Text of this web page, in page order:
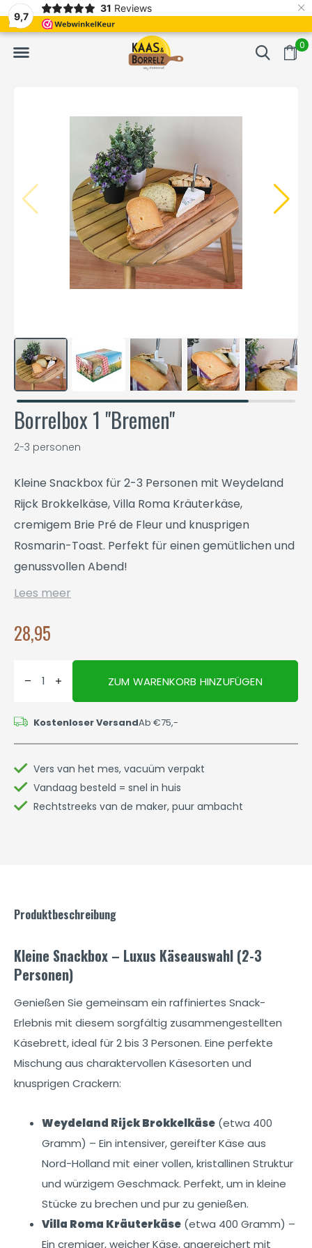
9,7
31 Reviews ×
0
Frisch geschnitten und vakuumverpackt. Meistens Lieferung
Borrelbox 1 "Bremen"
2-3 personen
Kleine Snackbox für 2-3 Personen mit Weydeland
Rijck Brokkelkäse, Villa Roma Kräuterkäse,
cremigem Brie Pré de Fleur und knusprigen
Rosmarin-Toast. Perfekt für einen gemütlichen und
genussvollen Abend!
Lees meer
28,95
ZUM WARENKORB HINZUFÜGEN
Kostenloser VersandAb €75,-
Vers van het mes, vacuüm verpakt
Vandaag besteld = snel in huis
Rechtstreeks van de maker, puur ambacht
Produktbeschreibung
Kleine Snackbox – Luxus Käseauswahl (2-3
Personen)
Genießen Sie gemeinsam ein raffiniertes Snack-
Erlebnis mit diesem sorgfältig zusammengestellten
Käsebrett, ideal für 2 bis 3 Personen. Eine perfekte
Mischung aus charaktervollen Käsesorten und
knusprigen Crackern:
Weydeland Rijck Brokkelkäse (etwa 400
Gramm) – Ein intensiver, gereifter Käse aus
Nord-Holland mit einer vollen, kristallinen Struktur
und würzigem Geschmack. Perfekt, um in kleine
Stücke zu brechen und pur zu genießen.
Villa Roma Kräuterkäse (etwa 400 Gramm) –
Ein cremiger, weicher Käse, angereichert mit